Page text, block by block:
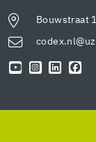
Bouwstraat